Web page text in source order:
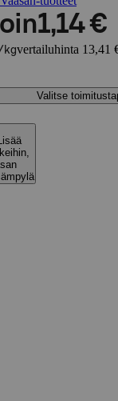
1,14 €
kgvertailuhinta 13,41
Valitse